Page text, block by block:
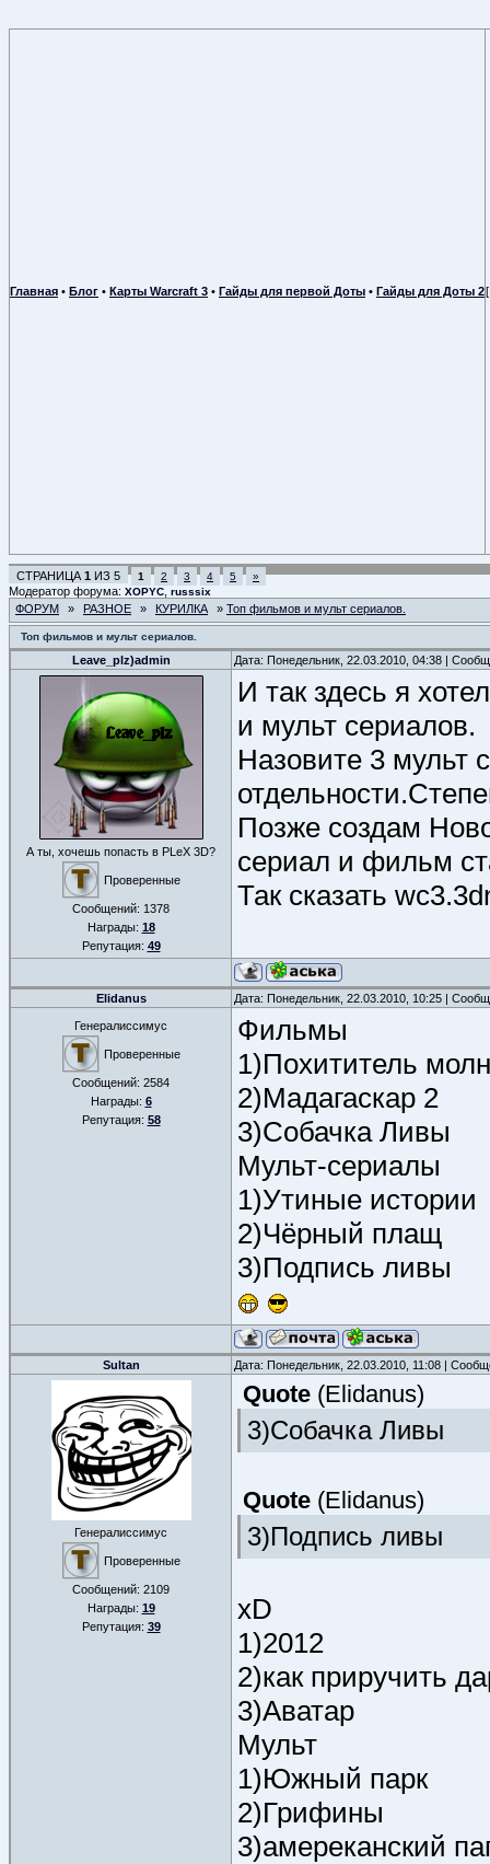
Главная • Блог • Карты Warcraft 3 • Гайды для первой Доты • Гайды для Доты 2
СТРАНИЦА 1 ИЗ 5 1 2 3 4 5 »
Модератор форума: XOPYC russsix
ФОРУМ » РАЗНОЕ » КУРИЛКА » Топ фильмов и мульт сериалов.
Топ фильмов и мульт сериалов.
Leave_plz)admin Дата: Понедельник, 22.03.2010, 04:38 |
А ты, хочешь попасть в PLeX 3D?
Проверенные
Сообщений: 1378
Награды: 18
Репутация: 49
И так здесь я
и мульт сериалов.
Назовите 3 мульт
Позже создам
сериал и фильм
Так сказать
Elidanus Дата: Понедельник, 22.03.2010, 10:25 |
Генералиссимус
Проверенные
Сообщений: 2584
Награды: 6
Репутация: 58
Фильмы
1)Похититель
2)Мадагаскар 2
3)Собачка Ливы
Мульт-сериалы
1)Утиные истории
2)Чёрный плащ
3)Подпись ливы
Sultan Дата: Понедельник, 22.03.2010, 11:08 |
Генералиссимус
Проверенные
Сообщений: 2109
Награды: 19
Репутация: 39
Quote (Elidanus)
3)Собачка Ливы
Quote (Elidanus)
3)Подпись ливы
xD
1)2012
2)как приручить
3)Аватар
Мульт
1)Южный парк
2)Грифины
3)амереканский